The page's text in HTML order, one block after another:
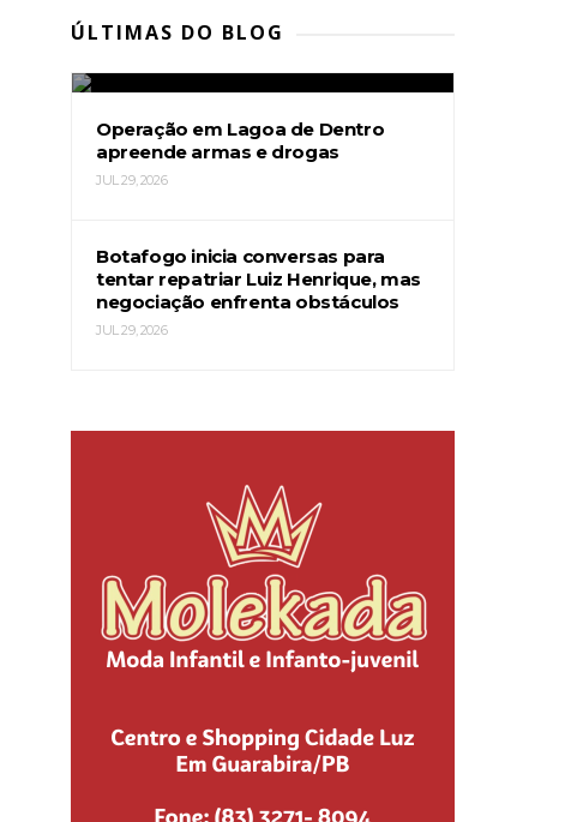
ÚLTIMAS DO BLOG
candidatura de Lucas Ribeiro
Operação em Lagoa de Dentro
apreende armas e drogas
JUL 29, 2026
Botafogo inicia conversas para
tentar repatriar Luiz Henrique, mas
negociação enfrenta obstáculos
JUL 29, 2026